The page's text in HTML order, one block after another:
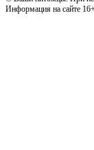
Информация на сайте